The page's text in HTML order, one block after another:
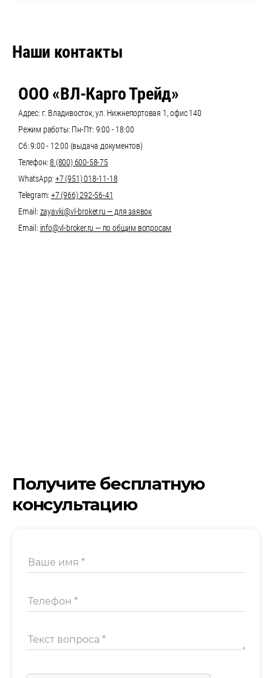
Наши контакты
ООО «ВЛ-Карго Трейд»
Адрес: г. Владивосток, ул. Нижнепортовая 1, офис 140
Режим работы: Пн-Пт: 9:00 - 18:00
Сб: 9:00 - 12:00 (выдача документов)
Телефон:8 (800) 600-58-75
WhatsApp: +7 (951) 018-11-18
Telegram: +7 (966) 292-56-41
Email: zayavki@vl-broker.ru — для заявок
Email: info@vl-broker.ru — по общим вопросам
Получите бесплатную
консультацию